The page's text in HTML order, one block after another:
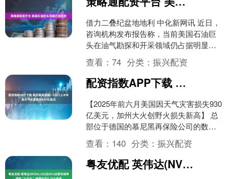
借力二叠纪盆地地利 中化新网讯 近日，
咨询机构发布报告称，当前美国石油巨
头在油气勘探和开采领域仍占据明显优
势，这是因为他们坐拥二叠纪盆地，而
欧洲同行却与此无缘。....
查看：74 分类：振兴配资
配资指数APP下载 慕尼黑再保险：2025上半年美天气灾害损失930亿美元
【2025年前六月美国因天气灾害损失930
亿美元，加州大火创野火损失新高】 总
部位于德国的慕尼黑再保险公司的数据
显示，仅在2025年的前六个月，天气灾
害已给美国....
查看： 140 分类：振兴配资
粤友优配 英伟达(NVDA.US)近60%运营利润率领跑“七巨头” 特斯拉仅8.76%垫底